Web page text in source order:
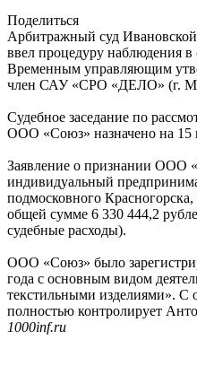
Поделиться
Арбитражный суд Ивановской
ввел процедуру
Временным управляющим
член САУ «СРО «ДЕЛО» (г.
Судебное заседание по
ООО «Союз» назначено на 15
Заявление о признании ООО
индивидуальный
подмосковного
общей сумме 6 330 444,2
судебные расходы).
ООО «Союз» было
года с основным видом
текстильными изделиями». С
полностью контролирует
1000inf.ru